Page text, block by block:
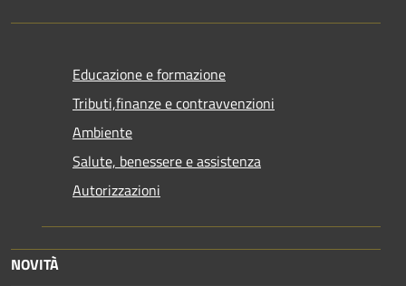
Educazione e formazione
Tributi,finanze e contravvenzioni
Ambiente
Salute, benessere e assistenza
Autorizzazioni
NOVITÀ